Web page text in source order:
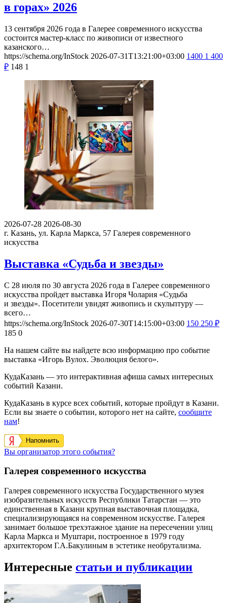
в горах» 2026
13 сентября 2026 года в Галерее современного искусства
состоится мастер-класс по живописи от известного
казанского…
https://schema.org/InStock 2026-07-31T13:21:00+03:00 1400 1 400
₽ 148 1
2026-07-28 2026-08-30
г. Казань, ул. Карла Маркса, 57 Галерея современного
искусства
Выставка «Судьба и звезды»
С 28 июля по 30 августа 2026 года в Галерее современного
искусства пройдет выставка Игоря Чолария «Судьба
и звезды». Посетители увидят живопись и скульптуру —
всего…
https://schema.org/InStock 2026-07-30T14:15:00+03:00 150 250 ₽
185 0
На нашем сайте вы найдете всю информацию про событие
выставка «Игорь Вулох. Эволюция белого».
КудаКазань — это интерактивная афиша самых интересных
событий Казани.
КудаКазань в курсе всех событий, которые пройдут в Казани.
Если вы знаете о событии, которого нет на сайте, сообщите
нам!
Напомнить
Вы организатор этого события?
Галерея современного искусства
Галерея современного искусства Государственного музея
изобразительных искусств Республики Татарстан — это
единственная в Казани крупная выставочная площадка,
специализирующаяся на современном искусстве. Галерея
занимает большое трехэтажное здание на пересечении улиц
Карла Маркса и Муштари, построенное в 1979 году
архитектором Г.А.Бакулиным в эстетике необрутализма.
Интересные статьи и публикации